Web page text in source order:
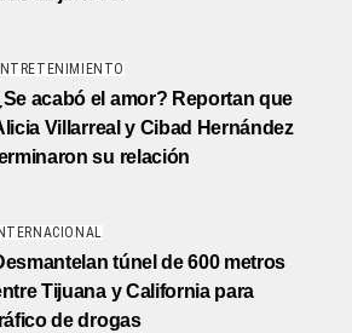
acabó el amor? Reportan que
Villarreal y Cibad Hernández
su relación
INTERNACIONAL
túnel de 600 metros
Tijuana y California para
de drogas